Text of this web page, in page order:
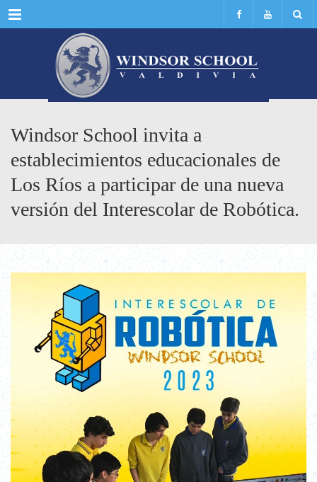
Menu
Windsor School invita a
establecimientos educacionales de
Los Ríos a participar de una nueva
versión del Interescolar de Robótica.